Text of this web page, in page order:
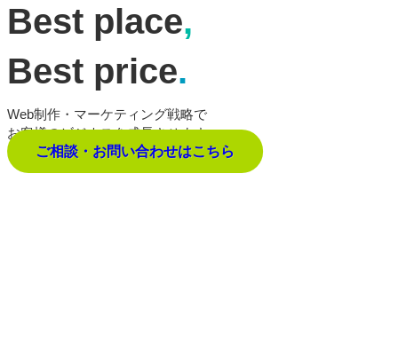
Best place,
Best price.
Web制作・マーケティング戦略で
お客様のビジネスを成長させます。
ご相談・お問い合わせはこちら